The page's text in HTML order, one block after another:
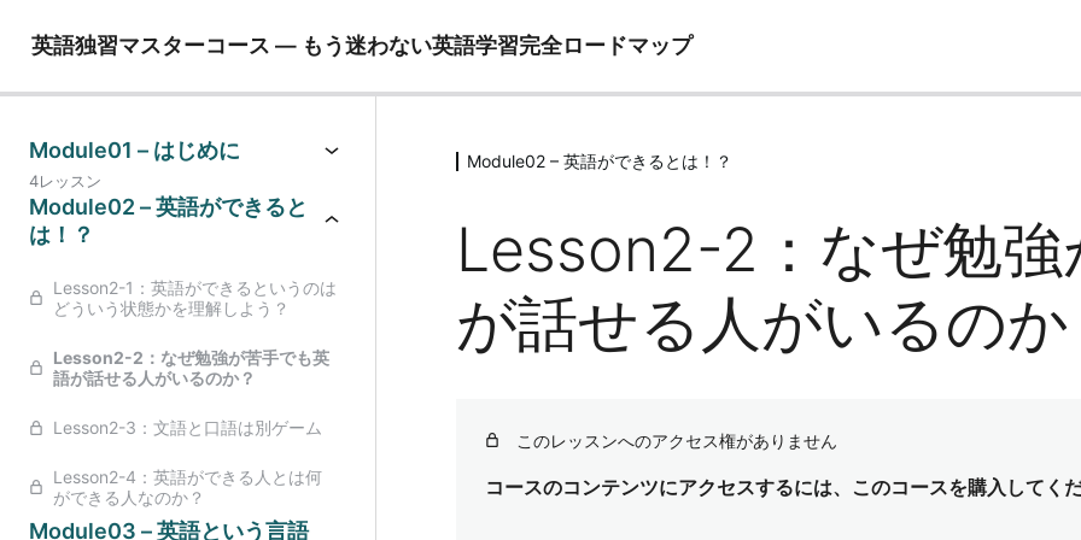
英語独習マスターコース ― もう迷わない英語学習完全ロードマップ
Module01 – はじめに
4レッスン
Module02 – 英語ができると
は！？
Lesson2-1：英語ができるというのは
どういう状態かを理解しよう？
Lesson2-2：なぜ勉強が苦手でも英
語が話せる人がいるのか？
Lesson2-3：文語と口語は別ゲーム
Lesson2-4：英語ができる人とは何
ができる人なのか？
Module03 – 英語という言語
Module02 – 英語ができるとは！？
Lesson2-2：なぜ勉
が話せる人がいるの
このレッスンへのアクセス権がありません
コースのコンテンツにアクセスするには、このコースを購入してく